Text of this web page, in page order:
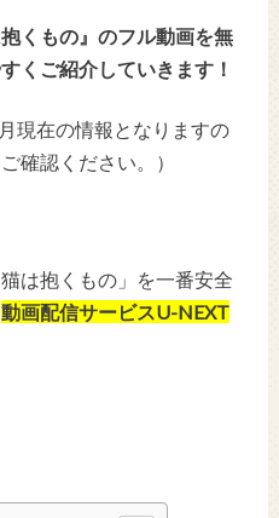
抱くもの』のフル動画を無
くご紹介していきます！
現在の情報となりますの
確認ください。）
は抱くもの」を一番安全
動画配信サービスU-NEXT